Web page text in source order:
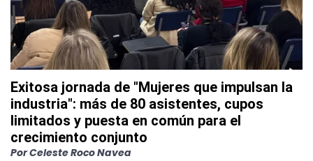
Exitosa jornada de "Mujeres que impulsan la
industria": más de 80 asistentes, cupos
limitados y puesta en común para el
crecimiento conjunto
PorCeleste Roco Navea